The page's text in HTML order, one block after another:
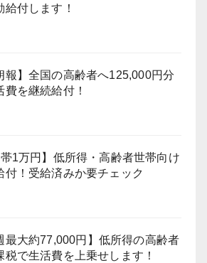
給付します！
報】全国の高齢者へ125,000円分
費を継続給付！
帯1万円】低所得・高齢者世帯向け
付！受給済みか要チェック
最大約77,000円】低所得の高齢者
税で生活費を上乗せします！